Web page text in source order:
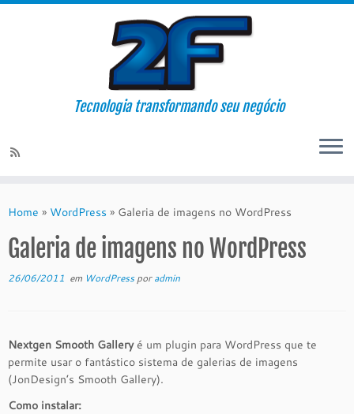
Tecnologia transformando seu negócio
Home » WordPress » Galeria de imagens no WordPress
Galeria de imagens no WordPress
26/06/2011 em WordPressporadmin
Nextgen Smooth Galleryé um plugin para WordPress que te
permite usar o fantástico sistema de galerias de imagens
(JonDesign’s Smooth Gallery).
Como instalar: